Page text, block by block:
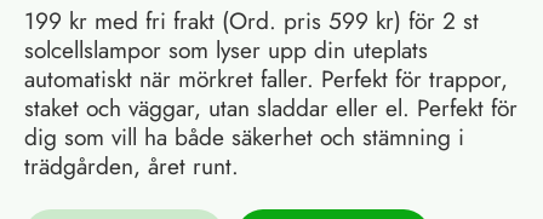
199 kr med fri frakt (Ord. pris 599 kr) för 2 st
solcellslampor som lyser upp din uteplats
automatiskt när mörkret faller. Perfekt för trappor,
staket och väggar, utan sladdar eller el. Perfekt för
dig som vill ha både säkerhet och stämning i
trädgården, året runt.